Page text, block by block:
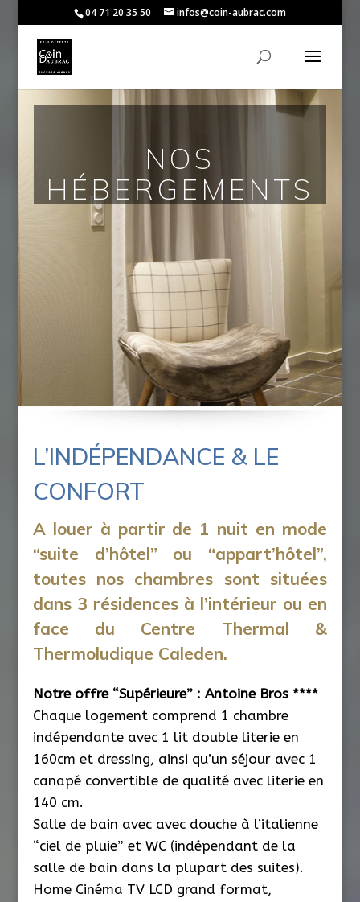
04 71 20 35 50 infos@coin-aubrac.com
NOS
HÉBERGEMENTS
L’INDÉPENDANCE & LE
CONFORT
A louer à partir de 1 nuit en mode
“suite d’hôtel” ou “appart’hôtel”,
toutes nos chambres sont situées
dans 3 résidences à l’intérieur ou en
face du Centre Thermal &
Thermoludique Caleden.
Notre offre “Supérieure” : Antoine Bros ****
Chaque logement comprend 1 chambre
indépendante avec 1 lit double literie en
160cm et dressing, ainsi qu’un séjour avec 1
canapé convertible de qualité avec literie en
140 cm.
Salle de bain avec avec douche à l’italienne
“ciel de pluie” et WC (indépendant de la
salle de bain dans la plupart des suites).
Home Cinéma TV LCD grand format,